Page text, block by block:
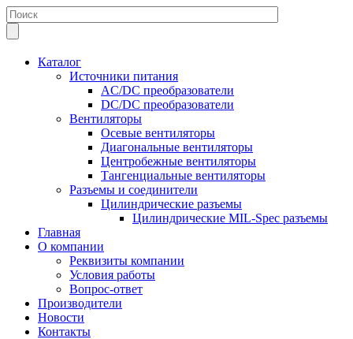
Каталог
Источники питания
AC/DC преобразователи
DC/DC преобразователи
Вентиляторы
Осевые вентиляторы
Диагональные вентиляторы
Центробежные вентиляторы
Тангенциальные вентиляторы
Разъемы и соединители
Цилиндрические разъемы
Цилиндрические MIL-Spec разъемы
Главная
О компании
Реквизиты компании
Условия работы
Вопрос-ответ
Производители
Новости
Контакты